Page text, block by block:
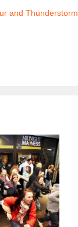
and Thunderstorm